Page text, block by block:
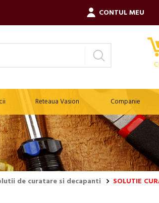
CONTUL MEU
Reteaua Vasion Companie
de curatare si decapanti
SOLUTIE